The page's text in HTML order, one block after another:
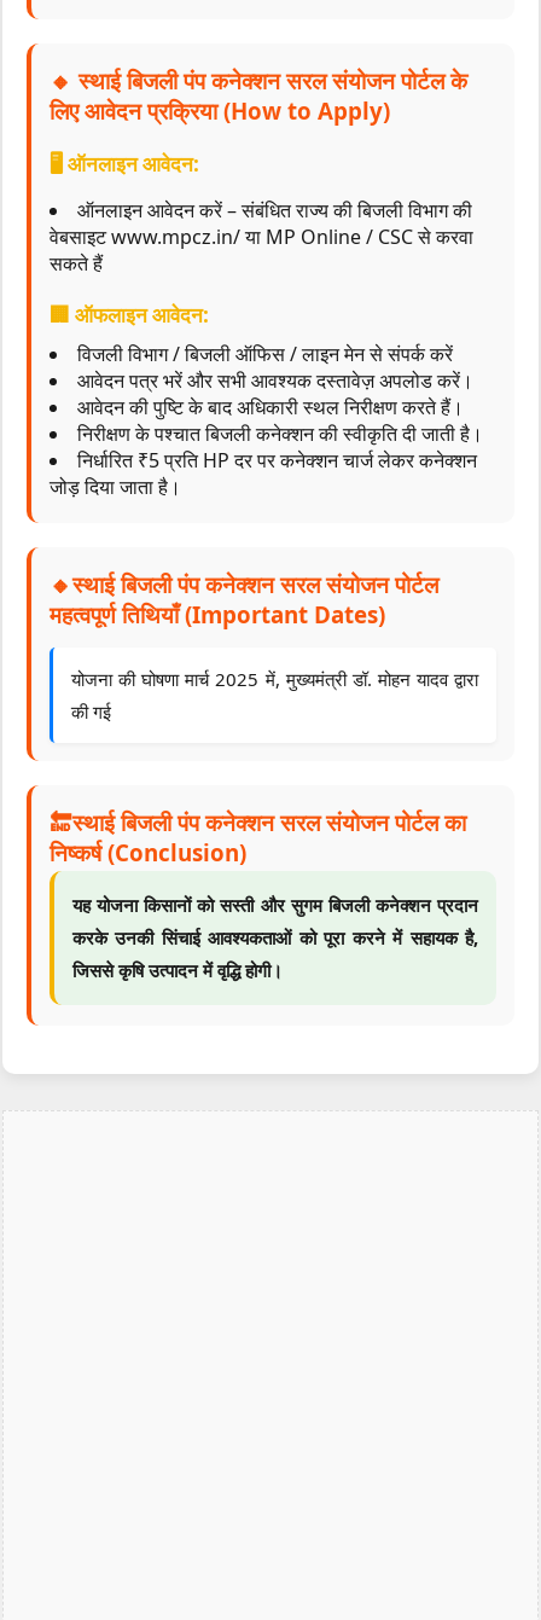
🔸 स्थाई बिजली पंप कनेक्शन सरल संयोजन पोर्टल के
लिए आवेदन प्रक्रिया (How to Apply)
🖥️ ऑनलाइन आवेदन:
ऑनलाइन आवेदन करें – संबंधित राज्य की बिजली विभाग की
वेबसाइट www.mpcz.in/ या MP Online / CSC से करवा
सकते हैं
🏢 ऑफलाइन आवेदन:
विजली विभाग / बिजली ऑफिस / लाइन मेन से संपर्क करें
आवेदन पत्र भरें और सभी आवश्यक दस्तावेज़ अपलोड करें।
आवेदन की पुष्टि के बाद अधिकारी स्थल निरीक्षण करते हैं।
निरीक्षण के पश्चात बिजली कनेक्शन की स्वीकृति दी जाती है।
निर्धारित ₹5 प्रति HP दर पर कनेक्शन चार्ज लेकर कनेक्शन
जोड़ दिया जाता है।
🔸स्थाई बिजली पंप कनेक्शन सरल संयोजन पोर्टल
महत्वपूर्ण तिथियाँ (Important Dates)
योजना की घोषणा मार्च 2025 में, मुख्यमंत्री डॉ. मोहन यादव द्वारा
की गई
🔚स्थाई बिजली पंप कनेक्शन सरल संयोजन पोर्टल का
निष्कर्ष (Conclusion)
यह योजना किसानों को सस्ती और सुगम बिजली कनेक्शन प्रदान
करके उनकी सिंचाई आवश्यकताओं को पूरा करने में सहायक है,
जिससे कृषि उत्पादन में वृद्धि होगी।